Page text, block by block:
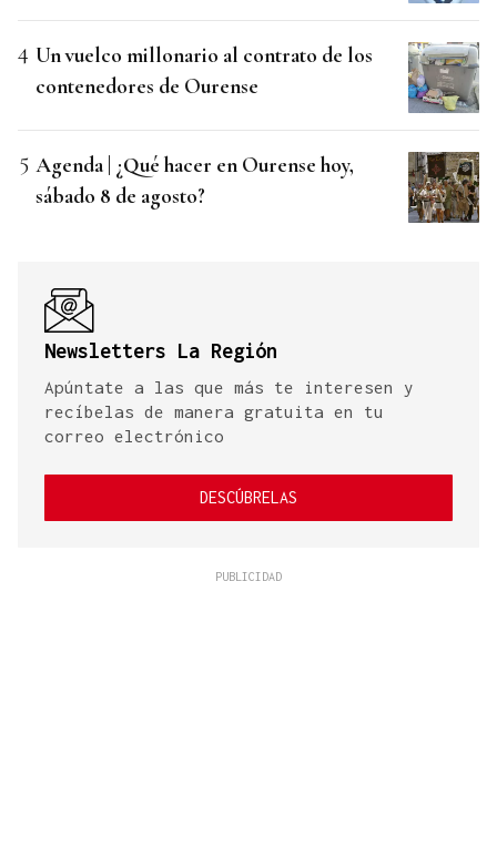
Un vuelco millonario al contrato de los
contenedores de Ourense
Agenda | ¿Qué hacer en Ourense hoy,
sábado 8 de agosto?
Newsletters La Región
Apúntate a las que más te interesen y
recíbelas de manera gratuita en tu
correo electrónico
DESCÚBRELAS